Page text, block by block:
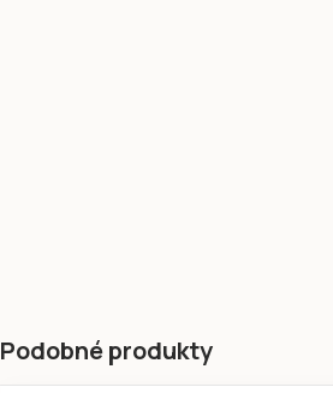
Podobné produkty